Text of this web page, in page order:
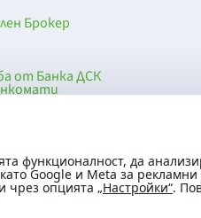
функционалност, да
Google и Meta за
чрез опцията „Настройки“.
Брокер
от Банка ДСК